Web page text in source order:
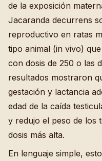
de la exposición
Jacaranda decurrens
reproductivo en ratas
tipo animal (in vivo)
con dosis de 250 o las
resultados mostraron
gestación y lactancia
edad de la caída
y redujo el peso de los
dosis más alta.
En lenguaje simple,